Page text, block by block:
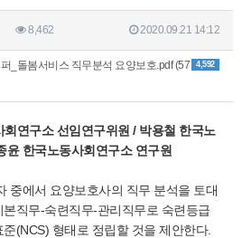
8,462 2020.09.21 14:12
4,592
_돌봄서비스 직무분석 요양보호.pdf (57
연구소 선임연구위원 / 박용철 한국노
윤 한국노동사회연구소 연구원
중에서 요양보호사의 직무 분석을 토대
직무-숙련직무-관리직무로 숙련등급
(NCS) 형태로 정립할 것을 제안한다.